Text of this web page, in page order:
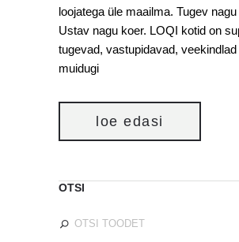
loojatega üle maailma. Tugev
Ustav nagu koer. LOQI kotid on
tugevad, vastupidavad, veekindlad
muidugi
loe edasi
OTSI